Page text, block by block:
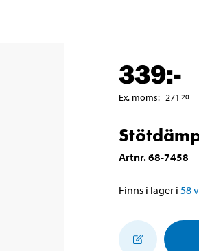
339:-
Ex. moms: 271 20
Artnr.68-7458
Finns i lager i 58